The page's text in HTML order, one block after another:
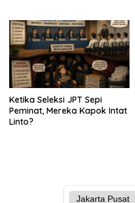
Ketika Seleksi JPT Sepi
Peminat, Mereka Kapok Intat
Linto?